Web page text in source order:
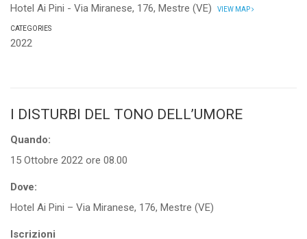
Hotel Ai Pini - Via Miranese, 176, Mestre (VE) VIEW MAP
CATEGORIES
2022
I DISTURBI DEL TONO DELL’UMORE
Quando:
15 Ottobre 2022 ore 08.00
Dove:
Hotel Ai Pini – Via Miranese, 176, Mestre (VE)
Iscrizioni